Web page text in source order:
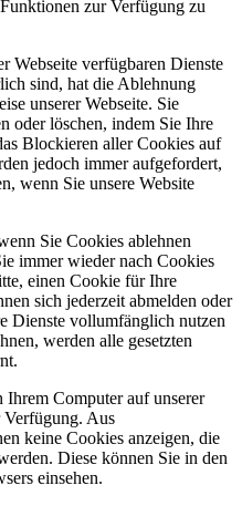
zur Verfügung zu
Webseite verfügbaren Dienste
sind, hat die Ablehnung
unserer Webseite. Sie
oder löschen, indem Sie Ihre
Blockieren aller Cookies auf
jedoch immer aufgefordert,
wenn Sie unsere Website
Sie Cookies ablehnen
immer wieder nach Cookies
einen Cookie für Ihre
sich jederzeit abmelden oder
Dienste vollumfänglich nutzen
werden alle gesetzten
Computer auf unserer
Verfügung. Aus
keine Cookies anzeigen, die
Diese können Sie in den
einsehen.